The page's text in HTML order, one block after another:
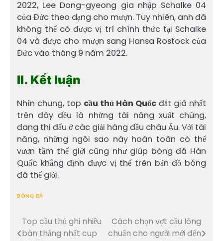
2022, Lee Dong-gyeong gia nhập Schalke 04
của Đức theo dạng cho mượn. Tuy nhiên, anh đã
không thể có được vị trí chính thức tại Schalke
04 và được cho mượn sang Hansa Rostock của
Đức vào tháng 9 năm 2022.
II. Kết luận
Nhìn chung, top cầu thủ Hàn Quốc đắt giá nhất
trên đây đều là những tài năng xuất chúng,
đang thi đấu ở các giải hàng đầu châu Âu. Với tài
năng, những ngôi sao này hoàn toàn có thể
vươn tầm thế giới cũng như giúp bóng đá Hàn
Quốc khẳng định được vị thế trên bản đồ bóng
đá thế giới.
BÓNG ĐÁ
Điều
Top cầu thủ ghi nhiều
bàn thắng nhất cup
Cách chọn vợt cầu lông
chuẩn cho người mới đến